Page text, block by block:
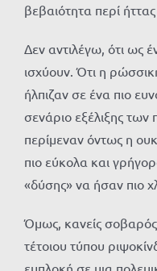
βεβαιότητα περί
Δεν αντιλέγω, ότι ως
ισχύουν. Ότι η
ήλπιζαν σε ένα πιο
σενάριο εξέλιξης
περίμεναν όντως η
πιο εύκολα και
«δύσης» να ήσαν πιο
Όμως, κανείς σοβαρός
τέτοιου τύπου